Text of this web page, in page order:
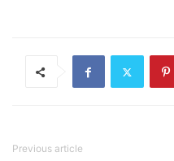
Previous article